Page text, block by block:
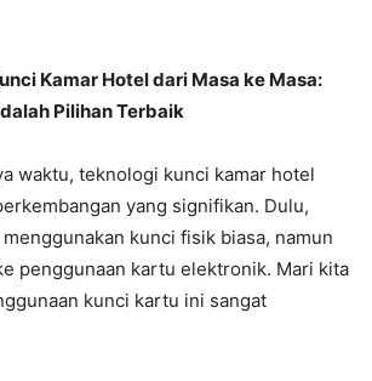
Kamar Hotel dari Masa ke Masa:
Pilihan Terbaik
waktu, teknologi kunci kamar hotel
yang signifikan. Dulu,
kunci fisik biasa, namun
penggunaan kartu elektronik. Mari kita
kunci kartu ini sangat